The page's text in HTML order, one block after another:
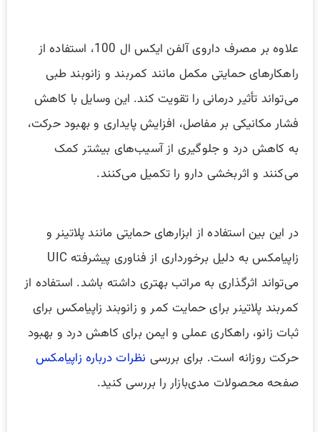
علاوه بر مصرف داروی آلفن ایکس ال 100، استفاده از
راهکارهای حمایتی مکمل مانند کمربند و زانوبند طبی
می‌تواند تأثیر درمانی را تقویت کند. این وسایل با کاهش
فشار مکانیکی بر مفاصل، افزایش پایداری و بهبود حرکت،
به کاهش درد و جلوگیری از آسیب‌های بیشتر کمک
می‌کنند و اثربخشی دارو را تکمیل می‌کنند.
در این بین استفاده از ابزارهای حمایتی مانند پلاتینر و
زاپیامکس به دلیل برخورداری از فناوری پیشرفته UIC
می‌تواند اثرگذاری به مراتب بهتری داشته باشد. استفاده از
کمربند پلاتینر برای حمایت کمر و زانوبند زاپیامکس برای
ثبات زانو، راهکاری عملی و ایمن برای کاهش درد و بهبود
حرکت روزانه است. برای بررسی نظرات درباره زاپیامکس
صفحه محصولات مدی‌بازار را بررسی کنید.